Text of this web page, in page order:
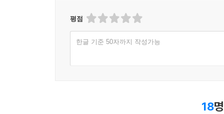
평점
한글 기준 50자까지 작성가능
18